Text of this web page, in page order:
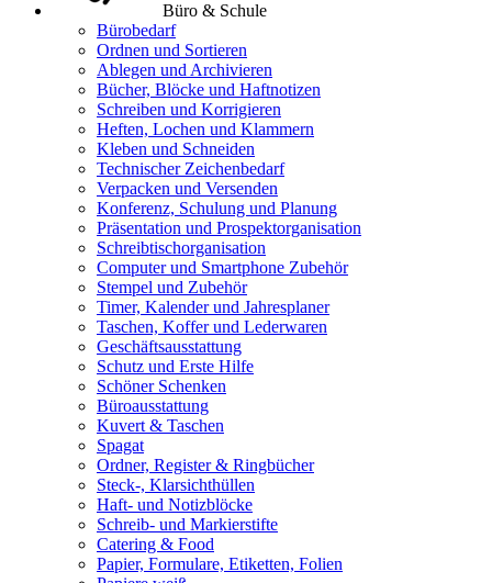
Büro & Schule
Bürobedarf
Ordnen und Sortieren
Ablegen und Archivieren
Bücher, Blöcke und Haftnotizen
Schreiben und Korrigieren
Heften, Lochen und Klammern
Kleben und Schneiden
Technischer Zeichenbedarf
Verpacken und Versenden
Konferenz, Schulung und Planung
Präsentation und Prospektorganisation
Schreibtischorganisation
Computer und Smartphone Zubehör
Stempel und Zubehör
Timer, Kalender und Jahresplaner
Taschen, Koffer und Lederwaren
Geschäftsausstattung
Schutz und Erste Hilfe
Schöner Schenken
Büroausstattung
Kuvert & Taschen
Spagat
Ordner, Register & Ringbücher
Steck-, Klarsichthüllen
Haft- und Notizblöcke
Schreib- und Markierstifte
Catering & Food
Papier, Formulare, Etiketten, Folien